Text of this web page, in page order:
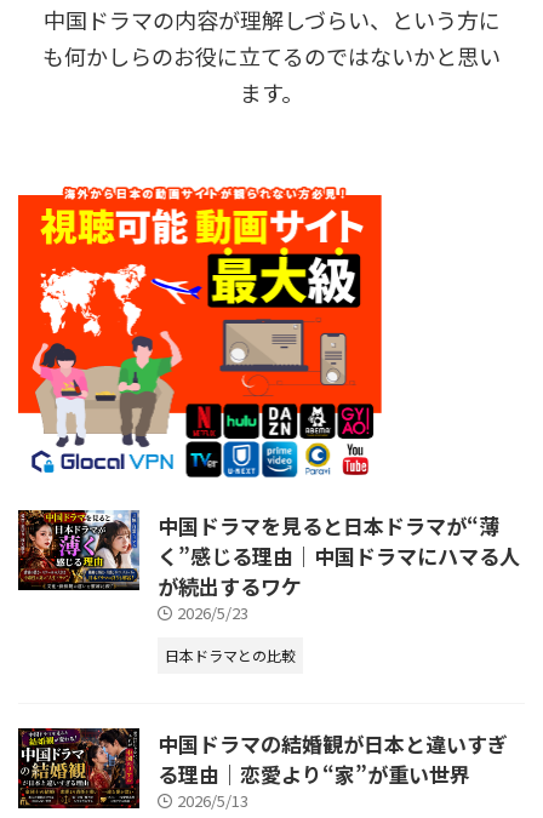
中国ドラマの内容が理解しづらい、という方に
も何かしらのお役に立てるのではないかと思い
ます。
中国ドラマを見ると日本ドラマが“薄
く”感じる理由｜中国ドラマにハマる人
が続出するワケ
2026/5/23
日本ドラマとの比較
中国ドラマの結婚観が日本と違いすぎ
る理由｜恋愛より“家”が重い世界
2026/5/13